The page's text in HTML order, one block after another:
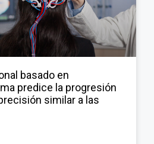
basado en
predice la progresión
similar a las